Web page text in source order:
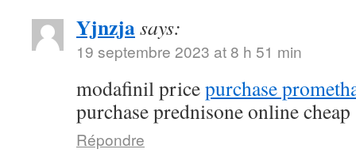
Yjnzjasays:
19 septembre 2023 at 8 h 51 min
modafinil pricepurchase
purchase prednisone online cheap
Répondre